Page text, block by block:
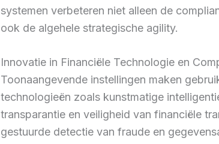
systemen verbeteren niet alleen de
ook de algehele strategische agility.
Innovatie in Financiële Technologie en
Toonaangevende instellingen maken
technologieën zoals kunstmatige
transparantie en veiligheid van financiële
gestuurde detectie van fraude en